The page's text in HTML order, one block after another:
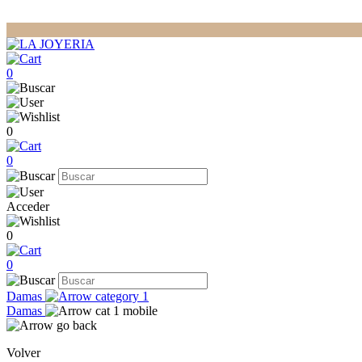
0
0
0
Acceder
0
0
Damas
Damas
Volver